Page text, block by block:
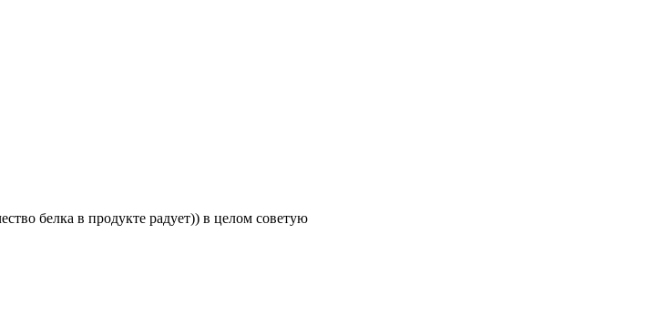
белка в продукте радует)) в целом советую